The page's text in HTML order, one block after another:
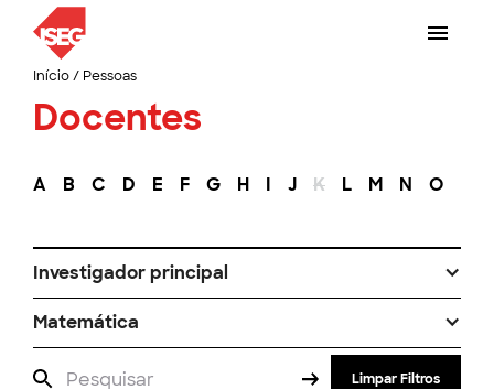
Início/ Pessoas
Docentes
A B C D E F G H I J K L M N O
Investigador principal
Matemática
Limpar Filtros